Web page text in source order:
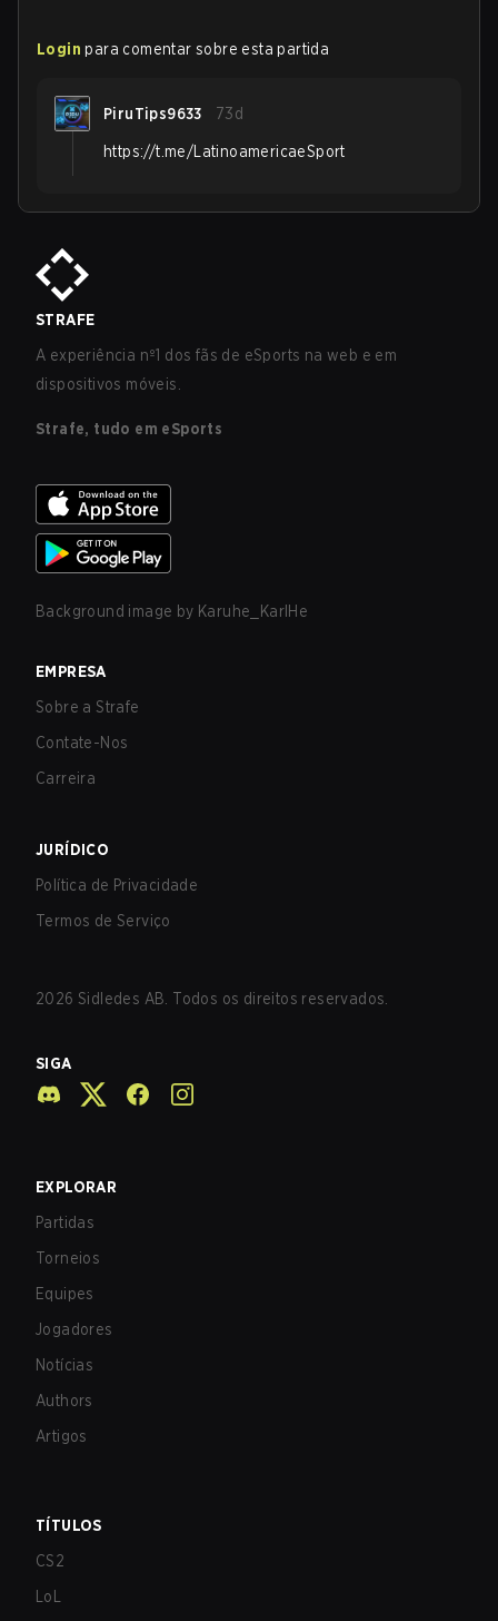
Login para comentar sobre esta partida
PiruTips9633 73d
https://t.me/LatinoamericaeSport
STRAFE
A experiência nº1 dos fãs de eSports na web e em
dispositivos móveis.
Strafe, tudo em eSports
Background image by Karuhe_KarlHe
EMPRESA
Sobre a Strafe
Contate-Nos
Carreira
JURÍDICO
Política de Privacidade
Termos de Serviço
2026 Sidledes AB. Todos os direitos reservados.
SIGA
EXPLORAR
Partidas
Torneios
Equipes
Jogadores
Notícias
Authors
Artigos
TÍTULOS
CS2
LoL